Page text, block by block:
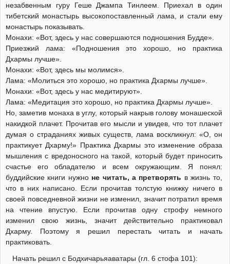
незабвенным гуру Геше Джампа Тинлеем. Приехал в один
тибетский монастырь высокопоставленный лама, и стали ему
монастырь показывать.
Монахи: «Вот, здесь у нас совершаются подношения Будде».
Приезжий лама: «Подношения это хорошо, но практика
Дхармы лучше».
Монахи: «Вот, здесь мы молимся».
Лама: «Молиться это хорошо, но практика Дхармы лучше».
Монахи: «Вот, здесь у нас медитируют».
Лама: «Медитация это хорошо, но практика Дхармы лучше».
Но, заметив монаха в углу, который накрыв голову монашеской
накидкой плачет. Прочитав его мысли и увидев, что тот плачет
думая о страданиях живых существ, лама воскликнул: «О, он
практикует Дхарму!» Практика Дхармы это изменение образа
мышления с вредоносного на такой, который будет приносить
счастье его обладателю и всем окружающим. Я понял:
буддийские книги нужно не читать, а претворять в жизнь то,
что в них написано. Если прочитав толстую книжку ничего в
своей повседневной жизни не изменил, значит потратил время
на чтение впустую. Если прочитав одну строфу немного
изменил свою жизнь, значит действительно практиковал
Дхарму. Поэтому я решил перестать читать и начать
практиковать.
Начать решил с Бодхичарьяаватары (гл. 6 стофа 101):